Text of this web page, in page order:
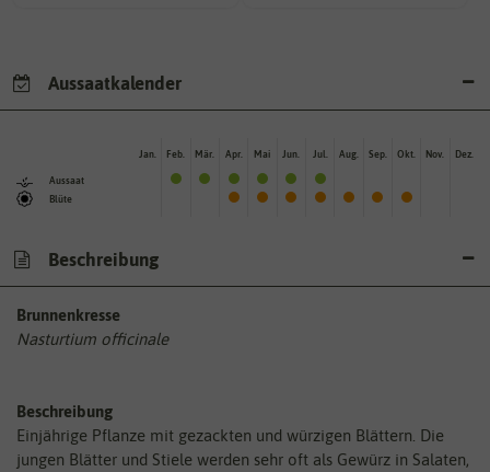
Aussaatkalender
Aussaat
Blüte
Jan. Feb. Mär. Apr. Mai Jun. Jul. Aug. Sep. Okt. Nov. Dez.
Beschreibung
Brunnenkresse
Nasturtium officinale
Beschreibung
Einjährige Pflanze mit gezackten und würzigen Blättern. Die
jungen Blätter und Stiele werden sehr oft als Gewürz in Salaten,